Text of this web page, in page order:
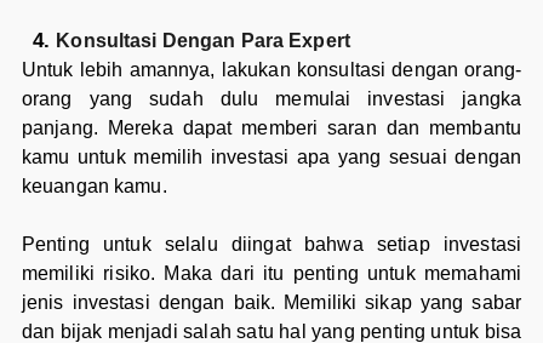
Konsultasi Dengan Para Expert
Untuk lebih amannya, lakukan konsultasi dengan orang-
orang yang sudah dulu memulai investasi jangka
panjang. Mereka dapat memberi saran dan membantu
kamu untuk memilih investasi apa yang sesuai dengan
keuangan kamu.
Penting untuk selalu diingat bahwa setiap investasi
memiliki risiko. Maka dari itu penting untuk memahami
jenis investasi dengan baik. Memiliki sikap yang sabar
dan bijak menjadi salah satu hal yang penting untuk bisa